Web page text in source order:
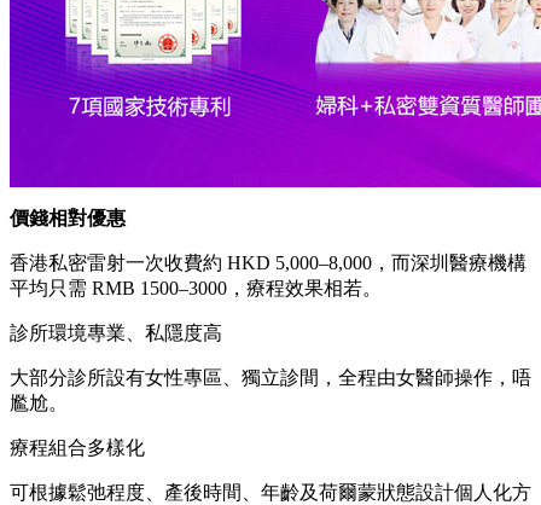
價錢相對優惠
香港私密雷射一次收費約 HKD 5,000–8,000，而深圳醫療機構
平均只需 RMB 1500–3000，療程效果相若。
診所環境專業、私隱度高
大部分診所設有女性專區、獨立診間，全程由女醫師操作，唔
尷尬。
療程組合多樣化
可根據鬆弛程度、產後時間、年齡及荷爾蒙狀態設計個人化方